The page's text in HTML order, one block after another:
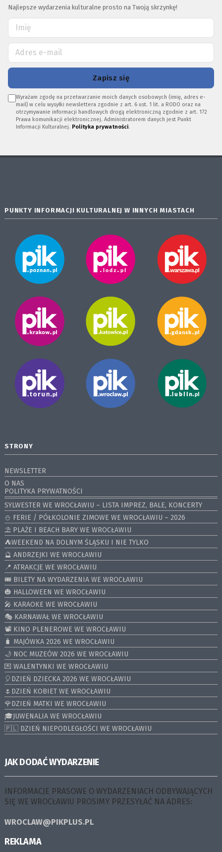
Najlepsze wydarzenia kulturalne prosto na Twoją skrzynkę!
Zapisz się
Wyrażam zgodę na przetwarzanie moich danych osobowych (imię, adres e-
mail) w celu wysyłki newslettera zgodnie z art. 6 ust. 1 lit. a RODO oraz na
otrzymywanie informacji handlowych drogą elektroniczną zgodnie z art. 172
Prawa komunikacji elektronicznej. Administratorem danych jest Punkt
Informacji Kulturalnej. Polityka prywatności.
PUNKTY INFORMACJI KULTURALNEJ W INNYCH MIASTACH
STRONY
NEWSLETTER
O NAS
POLITYKA PRYWATNOŚCI
SYLWESTER WE WROCŁAWIU – LISTA IMPREZ, BALE, KONCERTY
⛄️ FERIE / PÓŁKOLONIE ZIMOWE WE WROCŁAWIU – 2026
⛱️ PLAŻE I BEACH BARY WE WROCŁAWIU
⛺️WEEKEND NA DOLNYM ŚLĄSKU I NIE TYLKO
🔮 ANDRZEJKI WE WROCŁAWIU
📍 ATRAKCJE WE WROCŁAWIU
🎟️ BILETY NA WYDARZENIA WE WROCŁAWIU
🎃 HALLOWEEN WE WROCŁAWIU
🎤 KARAOKE WE WROCŁAWIU
🎭 KARNAWAŁ WE WROCŁAWIU
📽️ KINO PLENEROWE WE WROCŁAWIU
🧳 MAJÓWKA 2026 WE WROCŁAWIU
🌙 NOC MUZEÓW 2026 WE WROCŁAWIU
💌 WALENTYNKI WE WROCŁAWIU
🎈DZIEŃ DZIECKA 2026 WE WROCŁAWIU
🌷DZIEŃ KOBIET WE WROCŁAWIU
🌹DZIEŃ MATKI WE WROCŁAWIU
🎓JUWENALIA WE WROCŁAWIU
🇵🇱 DZIEŃ NIEPODLEGŁOŚCI WE WROCŁAWIU
JAK DODAĆ WYDARZENIE
INFORMACJE PRASOWE O WYDARZENIACH ODBYWAJĄCYCH
SIĘ WE WROCŁAWIU PROSIMY PRZESYŁAĆ NA ADRES:
WROCLAW@PIKPLUS.PL
REKLAMA